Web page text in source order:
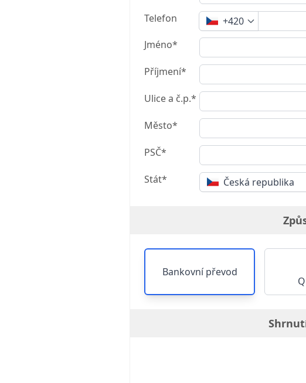
Telefon
+420
Jméno*
Příjmení*
Ulice a č.p.*
Město*
PSČ*
Stát* Česká republika
Bankovní převod